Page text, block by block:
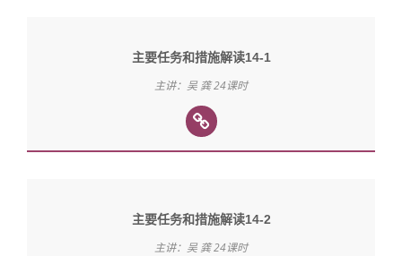
主要任务和措施解读14-1
主讲：吴 龚 24课时
主要任务和措施解读14-2
主讲：吴 龚 24课时